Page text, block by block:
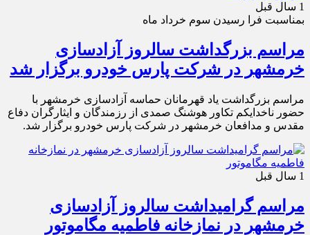
1 سال قبل
بمناسبت فرا رسیدن سوم خرداد ماه
مراسم بزرگداشت سالروز آزادسازی
خرمشهر در شرکت پارس خودرو برگزار شد
مراسم بزرگداشت یاد قهرمانان حماسه آزادسازی خرمشهر با
حضور ناخدایکم تکاور هوشنگ صمدی از رزمندگان و ایثارگران دفاع
مقدس و مدافعان خرمشهر در شرکت پارس خودرو برگزار شد.
1 سال قبل
مراسم گرامیداشت سالروز آزادسازی
خرمشهر در نمازخانه فاطمیه مگاموتور